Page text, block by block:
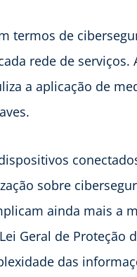
termos de
rede de serviços.
a aplicação de
sobre
ainda mais a
Geral de Proteção
das